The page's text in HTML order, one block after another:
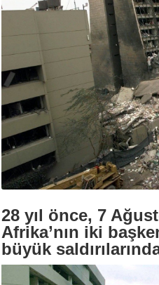
28 yıl önce, 7
Afrika’nın iki
büyük